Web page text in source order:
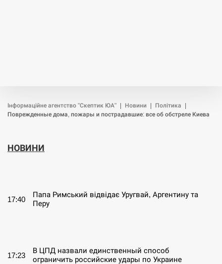
Інформаційне агентство "Скептик ЮА" Новини Політика
Поврежденные дома, пожары и пострадавшие: все об обстреле Киева
НОВИНИ
17:40
Папа Римський відвідає Уругвай, Аргентину та
Перу
17:23
В ЦПД назвали единственный способ
ограничить российские удары по Украине